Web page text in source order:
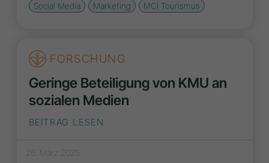
Social Media
Marketing MCI Tourismus
FORSCHUNG
Geringe Beteiligung von KMU an
sozialen Medien
BEITRAG LESEN
26. März 2025